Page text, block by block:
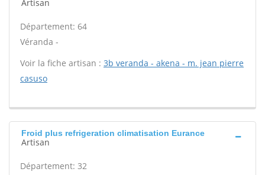
Artisan
Département: 64
Véranda -
Voir la fiche artisan : 3b veranda - akena - m. jean pierre
casuso
Froid plus refrigeration climatisation Eurance
Artisan
Département: 32